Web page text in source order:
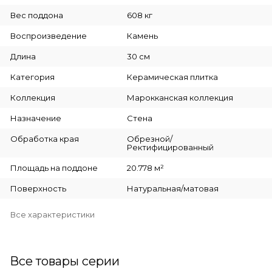
Вес поддона 608 кг
Воспроизведение Камень
Длина 30 см
Категория Керамическая плитка
Коллекция Марокканская коллекция
Назначение Стена
Обработка края
Обрезной/
Ректифицированный
Площадь на поддоне 20.778 м²
Поверхность Натуральная/матовая
Все характеристики
Все товары серии